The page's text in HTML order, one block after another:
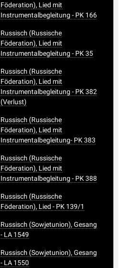
Föderation), Lied mit
Instrumentalbegleitung - PK 166
Russisch (Russische
Föderation), Lied mit
Instrumentalbegleitung - PK 35
Russisch (Russische
Föderation), Lied mit
Instrumentalbegleitung - PK 382
(Verlust)
Russisch (Russische
Föderation), Lied mit
Instrumentalbegleitung- PK 383
Russisch (Russische
Föderation), Lied mit
Instrumentalbegleitung - PK 388
Russisch (Russische
Föderation), Lied - PK 139/1
Russisch (Sowjetunion), Gesang
- LA 1549
Russisch (Sowjetunion), Gesang
- LA 1550